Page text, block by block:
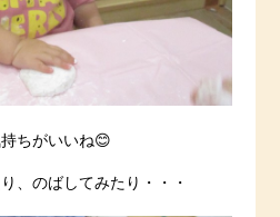
ちがいいね😊
、のばしてみたり・・・